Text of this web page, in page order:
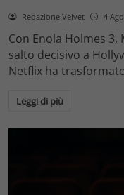
Redazione Velvet 4
Con Enola Holmes
salto decisivo a
Netflix ha
Leggi di più